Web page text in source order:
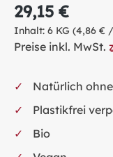
29,15 €
Inhalt: 6 KG (4,86 €
Preise inkl. MwSt.
Natürlich
Plastikfrei
Bio